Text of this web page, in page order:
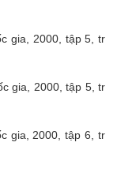
gia, 2000, tập 5, tr
gia, 2000, tập 5, tr
gia, 2000, tập 6, tr